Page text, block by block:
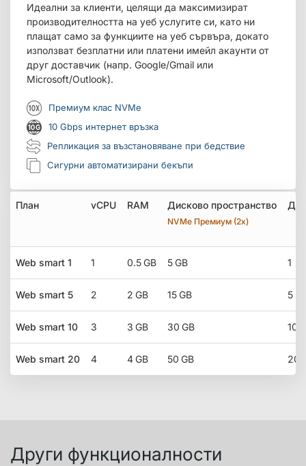
Идеални за клиенти, целящи да максимизират
производителността на уеб услугите си, като ни
плащат само за функциите на уеб сървъра, докато
използват безплатни или платени имейл акаунти от
друг доставчик (напр. Google/Gmail или
Microsoft/Outlook).
Премиум клас NVMe
10 Gbps интернет връзка
Репликация за възстановяване при бедствие
Сигурни автоматизирани бекъпи
План vCPU RAM Дисково пространство
NVMe Премиум (2x)
Web smart 1 1 0.5 GB 5 GB 1
Web smart 5 2 2 GB 15 GB 5
Web smart 10 3 3 GB 30 GB 10
Web smart 20 4 4 GB 50 GB 20
Други функционалности